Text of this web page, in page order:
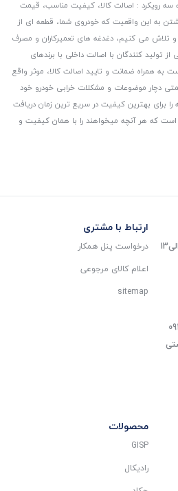
سه رویکرد : اصالت کالا، کیفیت مناسب، قیمت
به این واقعیت که خودروی شما، قطعه ای از
تلاش می کنیم، دغدغه های تعمیرکاران و مصرف
تولید کنندگان با اصالت داخلی با برندهای
همراه ضمانت و تایید اصالت کالا، موثر واقع
دچار موضوعات و مشکلات خرابی خودرو خود
برای بهترین کیفیت در سریع ترین زمان دریافت
که هر آنچه میخواهند را با همان کیفیت و
ارتباط با مشتری
درخواست پنل همکار
اعلام کالای مرجوعی
sitemap
محصولات
GISP
رادیکال